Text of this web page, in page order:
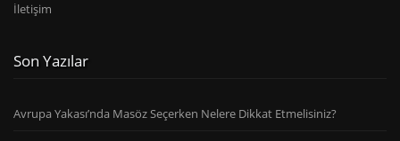
İletişim
Son Yazılar
Avrupa Yakası’nda Masöz Seçerken Nelere Dikkat Etmelisiniz?